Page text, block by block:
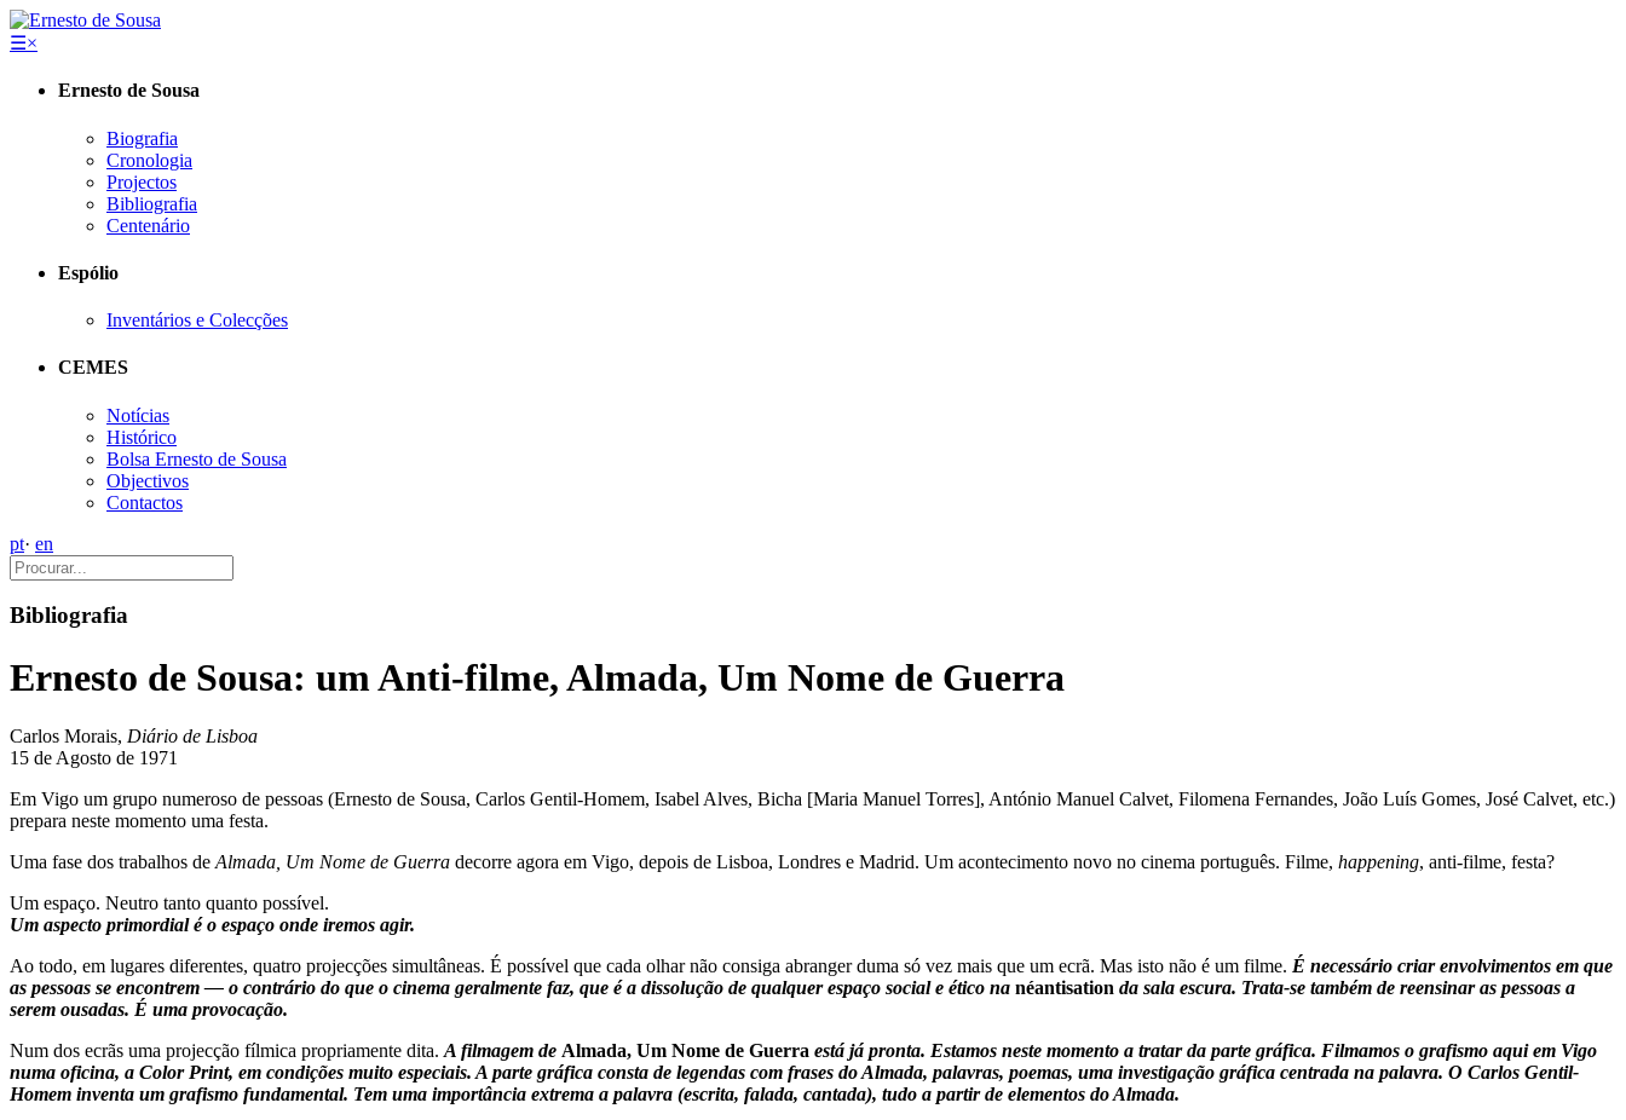
☰×
Ernesto de Sousa
Biografia
Cronologia
Projectos
Bibliografia
Centenário
Espólio
Inventários e Colecções
CEMES
Notícias
Histórico
Bolsa Ernesto de Sousa
Objectivos
Contactos
pt· en
Bibliografia
Ernesto de Sousa: um Anti-filme, Almada, Um Nome de Guerra
Carlos Morais, Diário de Lisboa
15 de Agosto de 1971
Em Vigo um grupo numeroso de pessoas (Ernesto de Sousa, Carlos Gentil-Homem, Isabel Alves, Bicha [Maria Manuel Torres], António Manuel Calvet, Filomena Fernandes, João Luís Gomes, José Calvet, etc.)
prepara neste momento uma festa.
Uma fase dos trabalhos de Almada, Um Nome de Guerra decorre agora em Vigo, depois de Lisboa, Londres e Madrid. Um acontecimento novo no cinema português. Filme, happening, anti-filme, festa?
Um espaço. Neutro tanto quanto possível.
Um aspecto primordial é o espaço onde iremos agir.
Ao todo, em lugares diferentes, quatro projecções simultâneas. É possível que cada olhar não consiga abranger duma só vez mais que um ecrã. Mas isto não é um filme. É necessário criar envolvimentos em que
as pessoas se encontrem — o contrário do que o cinema geralmente faz, que é a dissolução de qualquer espaço social e ético na néantisation da sala escura. Trata-se também de reensinar as pessoas a
serem ousadas. É uma provocação.
Num dos ecrãs uma projecção fílmica propriamente dita. A filmagem de Almada, Um Nome de Guerra está já pronta. Estamos neste momento a tratar da parte gráfica. Filmamos o grafismo aqui em Vigo
numa oficina, a Color Print, em condições muito especiais. A parte gráfica consta de legendas com frases do Almada, palavras, poemas, uma investigação gráfica centrada na palavra. O Carlos Gentil-
Homem inventa um grafismo fundamental. Tem uma importância extrema a palavra (escrita, falada, cantada), tudo a partir de elementos do Almada.